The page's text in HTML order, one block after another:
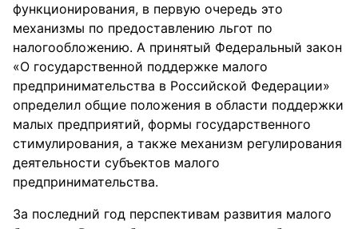
функционирования, в первую очередь это
механизмы по предоставлению льгот по
налогообложению. А принятый Федеральный закон
«О государственной поддержке малого
предпринимательства в Российской Федерации»
определил общие положения в области поддержки
малых предприятий, формы государственного
стимулирования, а также механизм регулирования
деятельности субъектов малого
предпринимательства.
За последний год перспективам развития малого